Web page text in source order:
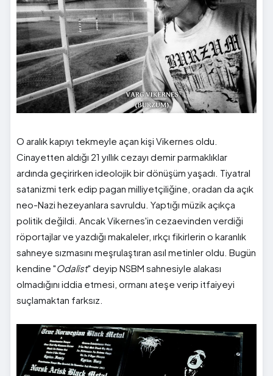
O aralık kapıyı tekmeyle açan kişi Vikernes oldu.
Cinayetten aldığı 21 yıllık cezayı demir parmaklıklar
ardında geçirirken ideolojik bir dönüşüm yaşadı. Tiyatral
satanizmi terk edip pagan milliyetçiliğine, oradan da açık
neo-Nazi hezeyanlara savruldu. Yaptığı müzik açıkça
politik değildi. Ancak Vikernes'in cezaevinden verdiği
röportajlar ve yazdığı makaleler, ırkçı fikirlerin o karanlık
sahneye sızmasını meşrulaştıran asıl metinler oldu. Bugün
kendine "Odalist" deyip NSBM sahnesiyle alakası
olmadığını iddia etmesi, ormanı ateşe verip itfaiyeyi
suçlamaktan farksız.